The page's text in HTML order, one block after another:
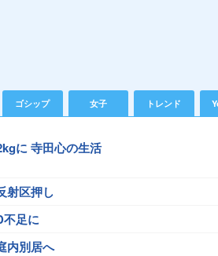
ゴシップ 女子 トレンド
に 寺田心の生活
射区押し
不足に
内別居へ